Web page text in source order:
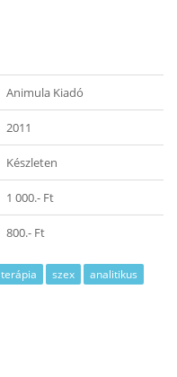
Animula Kiadó
2011
Készleten
1 000.- Ft
800.- Ft
terápia szex analitikus